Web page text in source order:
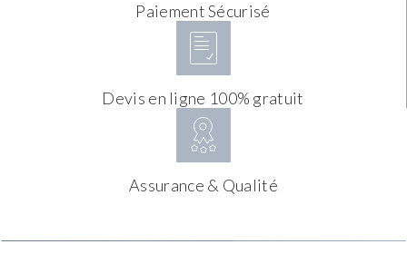
Paiement Sécurisé
Devis en ligne 100% gratuit
Assurance & Qualité